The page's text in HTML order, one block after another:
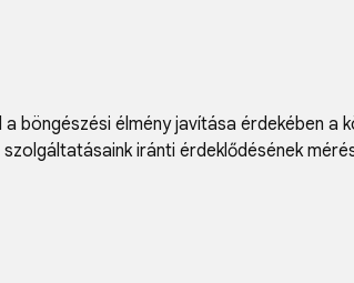
böngészési élmény javítása érdekében a
iránti érdeklődésének